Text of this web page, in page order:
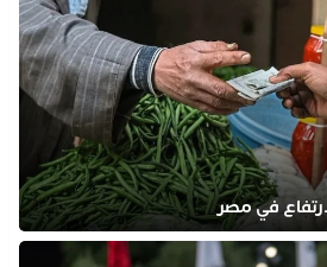
في مصر